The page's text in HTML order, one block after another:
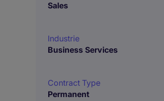
Sales
Industrie
Business Services
Contract Type
Permanent